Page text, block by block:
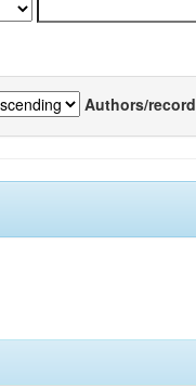
Authors/record